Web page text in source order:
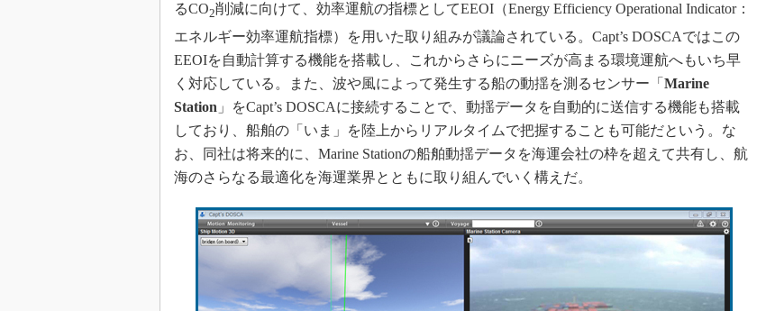
るCO2削減に向けて、効率運航の指標としてEEOI（Energy Efficiency Operational Indicator：
エネルギー効率運航指標）を用いた取り組みが議論されている。Capt’s DOSCAではこの
EEOIを自動計算する機能を搭載し、これからさらにニーズが高まる環境運航へもいち早
く対応している。また、波や風によって発生する船の動揺を測るセンサー「 Marine
Station 」をCapt’s DOSCAに接続することで、動揺データを自動的に送信する機能も搭載
しており、船舶の「いま」を陸上からリアルタイムで把握することも可能だという。な
お、同社は将来的に、Marine Stationの船舶動揺データを海運会社の枠を超えて共有し、航
海のさらなる最適化を海運業界とともに取り組んでいく構えだ。